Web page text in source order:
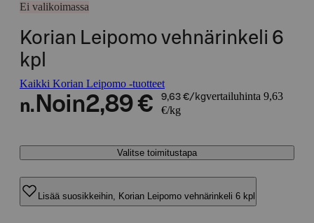
Ei valikoimassa
Korian Leipomo vehnärinkeli 6
kpl
Kaikki Korian Leipomo -tuotteet
n. Noin2,89 € 9,63 €/kgvertailuhinta 9,63
€/kg
Valitse toimitustapa
Lisää suosikkeihin, Korian Leipomo vehnärinkeli 6 kpl